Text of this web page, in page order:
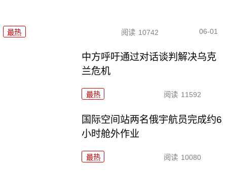
最热 阅读 10742 06-01
中方呼吁通过对话谈判解决乌克
兰危机
最热 阅读 11592
国际空间站两名俄宇航员完成约6
小时舱外作业
最热 阅读 10080